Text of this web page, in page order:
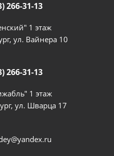
266-31-13
1 этаж
ул. Вайнера 10
266-31-13
1 этаж
ул. Шварца 17